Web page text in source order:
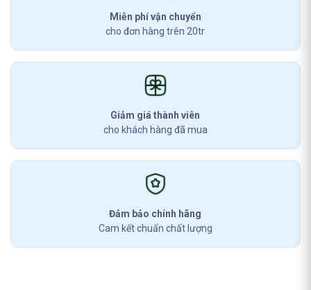
Miễn phí vận chuyển
cho đơn hàng trên 20tr
Giảm giá thành viên
cho khách hàng đã mua
Đảm bảo chính hãng
Cam kết chuẩn chất lượng